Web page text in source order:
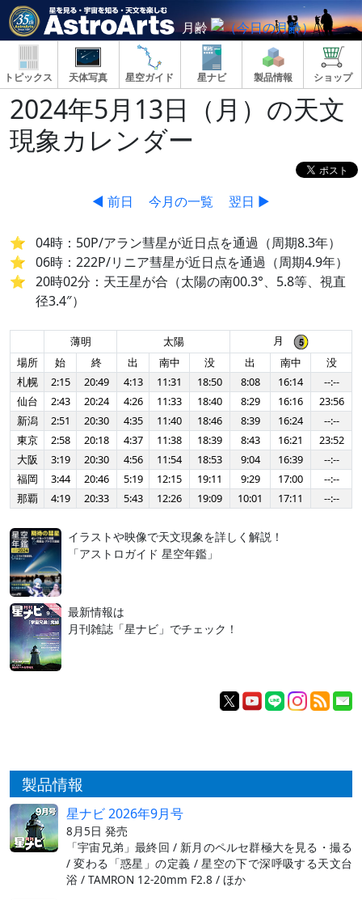
月齢
トピックス 天体写真 星空ガイド 星ナビ 製品情報 ショップ
2024年5月13日（月）の天文
現象カレンダー
◀ 前日 今月の一覧 翌日 ▶
04時：50P/アラン彗星が近日点を通過（周期8.3年）
06時：222P/リニア彗星が近日点を通過（周期4.9年）
20時02分：天王星が合（太陽の南00.3°、5.8等、視直
径3.4″）
薄明 太陽
月
場所
始 終 出 南中 没 出 南中
没
札幌
2:15 20:49 4:13 11:31 18:50 8:08 16:14
--:--
仙台
2:43 20:24 4:26 11:33 18:40 8:29 16:16
23:56
新潟
2:51 20:30 4:35 11:40 18:46 8:39 16:24
--:--
東京
2:58 20:18 4:37 11:38 18:39 8:43 16:21
23:52
大阪
3:19 20:30 4:56 11:54 18:53 9:04 16:39
--:--
福岡
3:44 20:46 5:19 12:15 19:11 9:29 17:00
--:--
那覇
4:19 20:33 5:43 12:26 19:09 10:01 17:11 --:--
イラストや映像で天文現象を詳しく解説！
「アストロガイド 星空年鑑」
最新情報は
月刊雑誌「星ナビ」でチェック！
製品情報
星ナビ 2026年9月号
8月5日 発売
「宇宙兄弟」最終回 / 新月のペルセ群極大を見る・撮る
/ 変わる「惑星」の定義 / 星空の下で深呼吸する天文台
浴 / TAMRON 12-20mm F2.8 / ほか